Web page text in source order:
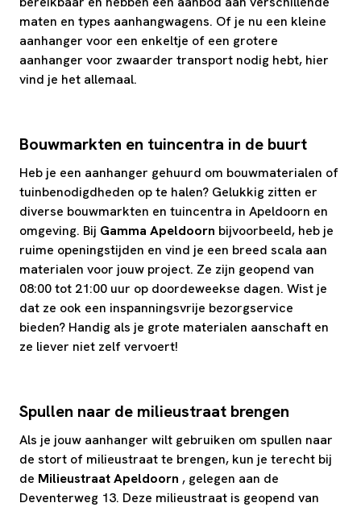
maten en types aanhangwagens. Of je nu een kleine
aanhanger voor een enkeltje of een grotere
aanhanger voor zwaarder transport nodig hebt, hier
vind je het allemaal.
Bouwmarkten en tuincentra in de buurt
Heb je een aanhanger gehuurd om bouwmaterialen of
tuinbenodigdheden op te halen? Gelukkig zitten er
diverse bouwmarkten en tuincentra in Apeldoorn en
omgeving. Bij Gamma Apeldoorn bijvoorbeeld, heb je
ruime openingstijden en vind je een breed scala aan
materialen voor jouw project. Ze zijn geopend van
08:00 tot 21:00 uur op doordeweekse dagen. Wist je
dat ze ook een inspanningsvrije bezorgservice
bieden? Handig als je grote materialen aanschaft en
ze liever niet zelf vervoert!
Spullen naar de milieustraat brengen
Als je jouw aanhanger wilt gebruiken om spullen naar
de stort of milieustraat te brengen, kun je terecht bij
de Milieustraat Apeldoorn , gelegen aan de
Deventerweg 13. Deze milieustraat is geopend van